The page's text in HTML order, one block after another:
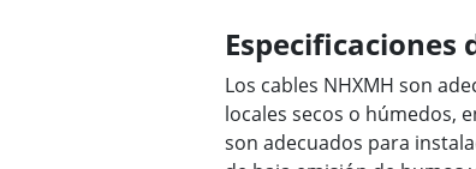
Especificaciones
Los cables NHXMH son
locales secos o húmedos,
son adecuados para